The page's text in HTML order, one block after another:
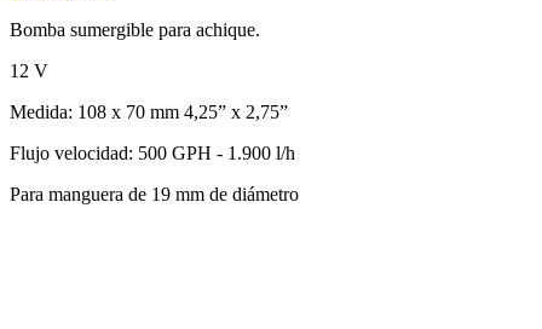
Bomba sumergible para achique.
12 V
Medida: 108 x 70 mm 4,25” x 2,75”
Flujo velocidad: 500 GPH - 1.900 l/h
Para manguera de 19 mm de diámetro